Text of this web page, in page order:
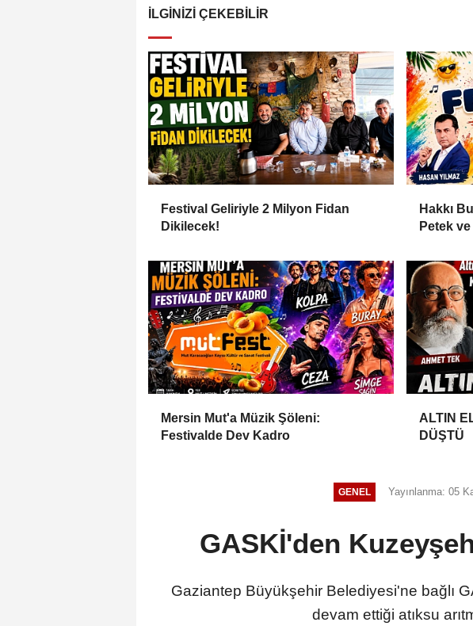
İLGINIZI ÇEKEBILIR
Festival Geliriyle 2 Milyon Fidan
Dikilecek!
Hakkı
Petek
Mersin Mut'a Müzik Şöleni:
Festivalde Dev Kadro
ALTIN
DÜŞTÜ
GENEL Yayınlanma: 05
GASKİ'den
Gaziantep Büyükşehir Belediyesi'ne bağlı
devam ettiği atıksu